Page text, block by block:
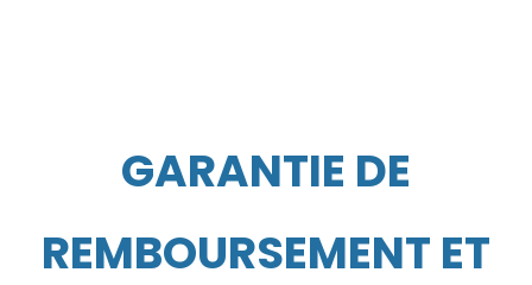
GARANTIE DE
REMBOURSEMENT ET